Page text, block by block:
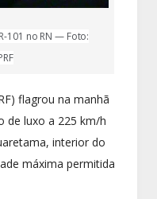
101 no RN — Foto:
flagrou na manhã
de luxo a 225 km/h
interior do
máxima permitida